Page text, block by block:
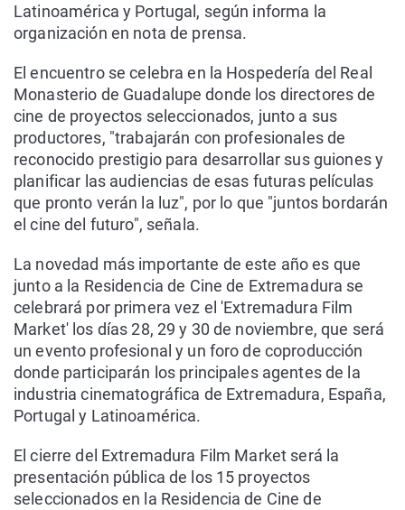
Latinoamérica y Portugal, según informa la
organización en nota de prensa.
El encuentro se celebra en la Hospedería del Real
Monasterio de Guadalupe donde los directores de
cine de proyectos seleccionados, junto a sus
productores, "trabajarán con profesionales de
reconocido prestigio para desarrollar sus guiones y
planificar las audiencias de esas futuras películas
que pronto verán la luz", por lo que "juntos bordarán
el cine del futuro", señala.
La novedad más importante de este año es que
junto a la Residencia de Cine de Extremadura se
celebrará por primera vez el 'Extremadura Film
Market' los días 28, 29 y 30 de noviembre, que será
un evento profesional y un foro de coproducción
donde participarán los principales agentes de la
industria cinematográfica de Extremadura, España,
Portugal y Latinoamérica.
El cierre del Extremadura Film Market será la
presentación pública de los 15 proyectos
seleccionados en la Residencia de Cine de